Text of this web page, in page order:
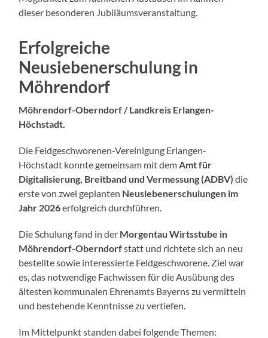
dieser besonderen Jubiläumsveranstaltung.
Erfolgreiche
Neusiebenerschulung in
Möhrendorf
Möhrendorf-Oberndorf / Landkreis Erlangen-
Höchstadt.
Die Feldgeschworenen-Vereinigung Erlangen-
Höchstadt konnte gemeinsam mit demAmt für
Digitalisierung, Breitband und Vermessung (ADBV) die
erste von zwei geplanten Neusiebenerschulungen im
Jahr 2026erfolgreich durchführen.
Die Schulung fand in der Morgentau Wirtsstube in
Möhrendorf-Oberndorfstatt und richtete sich an neu
bestellte sowie interessierte Feldgeschworene. Ziel war
es, das notwendige Fachwissen für die Ausübung des
ältesten kommunalen Ehrenamts Bayerns zu vermitteln
und bestehende Kenntnisse zu vertiefen.
Im Mittelpunkt standen dabei folgende Themen: